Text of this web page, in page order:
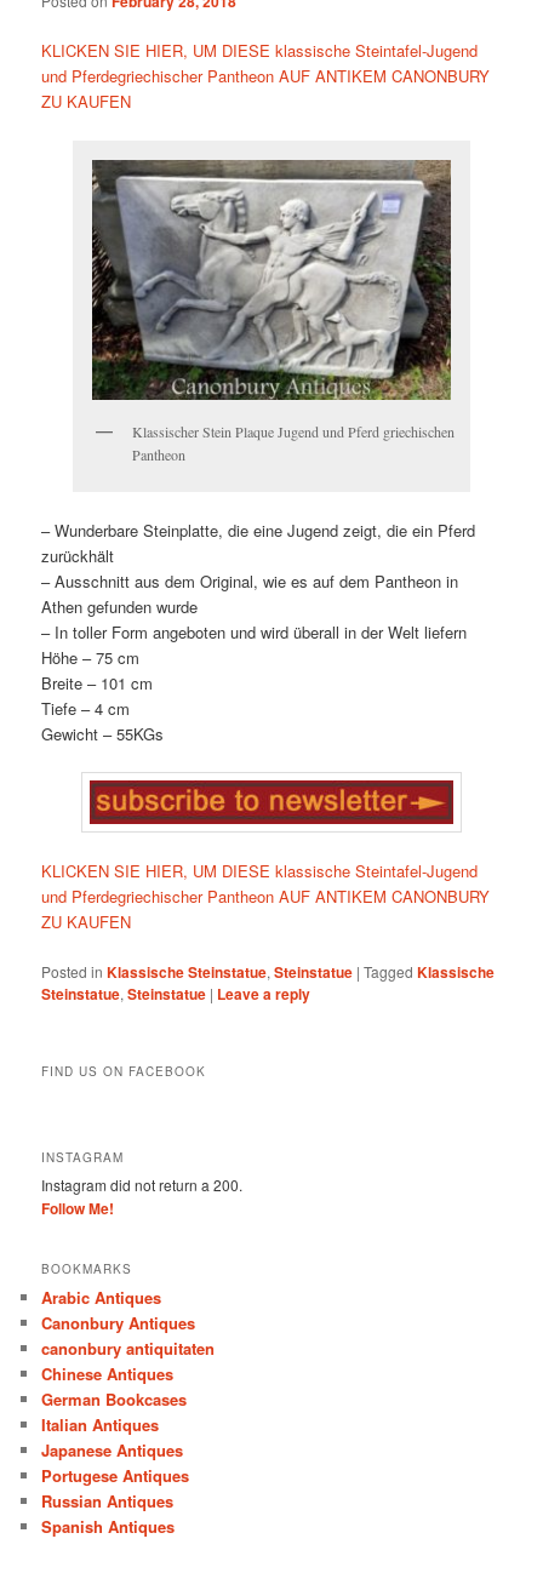
KLICKEN SIE HIER, UM DIESE klassische Steintafel-Jugend
und Pferdegriechischer Pantheon AUF ANTIKEM CANONBURY
ZU KAUFEN
Klassischer Stein Plaque Jugend und Pferd griechischen
Pantheon
– Wunderbare Steinplatte, die eine Jugend zeigt, die ein Pferd
zurückhält
– Ausschnitt aus dem Original, wie es auf dem Pantheon in
Athen gefunden wurde
– In toller Form angeboten und wird überall in der Welt liefern
Höhe – 75 cm
Breite – 101 cm
Tiefe – 4 cm
Gewicht – 55KGs
KLICKEN SIE HIER, UM DIESE klassische Steintafel-Jugend
und Pferdegriechischer Pantheon AUF ANTIKEM CANONBURY
ZU KAUFEN
Posted in Klassische Steinstatue,Steinstatue |Tagged Klassische
Steinstatue,Steinstatue | Leave a reply
FIND US ON FACEBOOK
INSTAGRAM
Instagram did not return a 200.
Follow Me!
BOOKMARKS
Arabic Antiques
Canonbury Antiques
canonbury antiquitaten
Chinese Antiques
German Bookcases
Italian Antiques
Japanese Antiques
Portugese Antiques
Russian Antiques
Spanish Antiques